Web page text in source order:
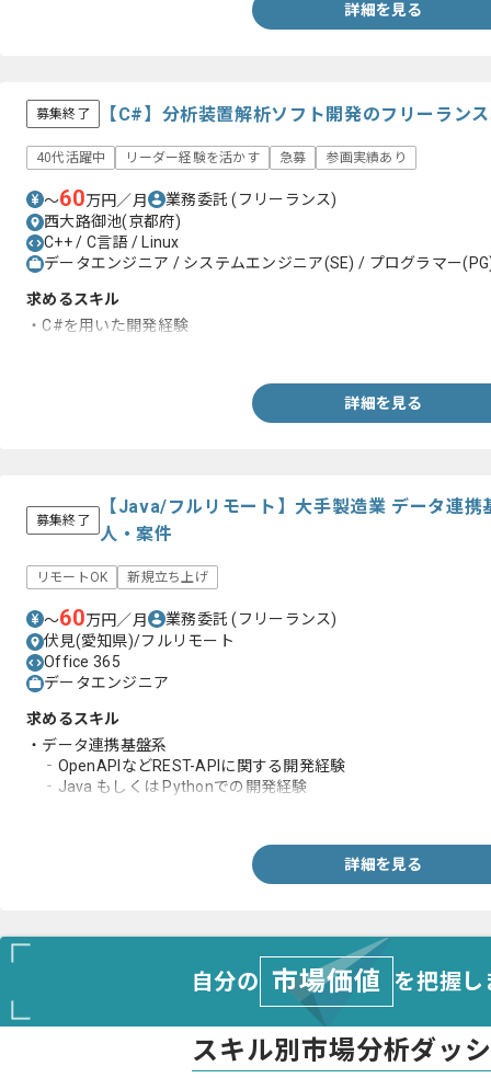
詳細を見る
募集終了 【C#】分析装置解析ソフト開発のフリーラン
40代活躍中 リーダー経験を活かす 急募 参画実績あり
〜60万円／月 業務委託(フリーランス)
西大路御池(京都府)
C++ / C言語 / Linux
データエンジニア / システムエンジニア(SE) / プログラマー
求めるスキル
・C#を用いた開発経験
詳細を見る
募集終了
【Java/フルリモート】大手製造業 データ連携
人・案件
リモートOK 新規立ち上げ
〜60万円／月 業務委託(フリーランス)
伏見(愛知県)/フルリモート
Office 365
データエンジニア
求めるスキル
・データ連携基盤系
‐OpenAPIなどREST-APIに関する開発経験
‐Java もしくは Pythonでの開発経験
詳細を見る
自分の 市場価値 を把握
スキル別市場分析ダッ